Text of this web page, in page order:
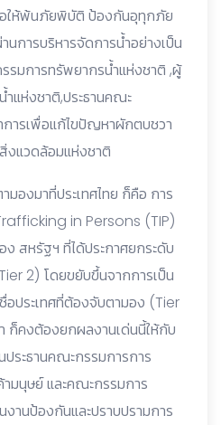
อให้พ้นภัยพิบัติ ป้องกันอุทุกภัย
นการบริหารจัดการน้ำอย่างเป็น
รรมการทรัพยากรน้ำแห่งชาติ ,ผู้
แห่งชาติ,ประธานคณะ
ารเพื่อแก้ไขปัญหาผักตบชวา
งแวดล้อมแห่งชาติ
องมาที่ประเทศไทย ก็คือ การ
in Persons (TIP)
สหรัฐฯ ที่ได้ประกาศยกระดับ
2) โดยขยับขึ้นจากการเป็น
อประเทศที่ต้องจับตามอง (Tier
ก็คงต้องยกผลงานเด่นนี้ให้กับ
ประธานคณะกรรมการการ
มนุษย์ และคณะกรรมการ
งานป้องกันและปราบปรามการ